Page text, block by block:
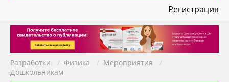
Регистрация
Разработки / Физика / Мероприятия
/
Дошкольникам